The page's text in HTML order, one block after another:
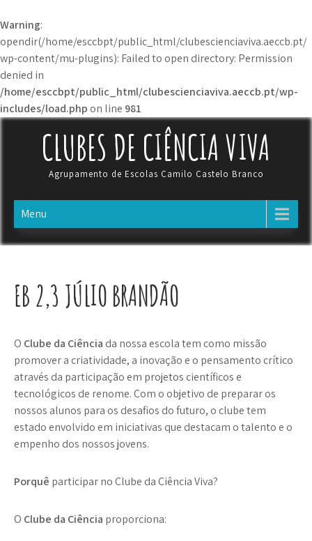
Warning:
opendir(/home/esccbpt/public_html/clubescienciaviva.aeccb.pt/
wp-content/mu-plugins): Failed to open directory: Permission
denied in
/home/esccbpt/public_html/clubescienciaviva.aeccb.pt/wp-
includes/load.php on line 981
Skip
CLUBES DE CIÊNCIA VIVA
Agrupamento de Escolas Camilo Castelo Branco
Menu
EB 2,3 JÚLIO BRANDÃO
O Clube da Ciência da nossa escola tem como missão
promover a criatividade, a inovação e o pensamento crítico
através da participação em projetos científicos e
tecnológicos de renome. Com o objetivo de preparar os
nossos alunos para os desafios do futuro, o clube tem
estado envolvido em iniciativas que destacam o talento e o
empenho dos nossos jovens.
Porquê participar no Clube da Ciência Viva?
O Clube da Ciência proporciona: